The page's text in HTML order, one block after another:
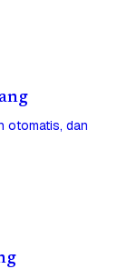
otomatis, dan